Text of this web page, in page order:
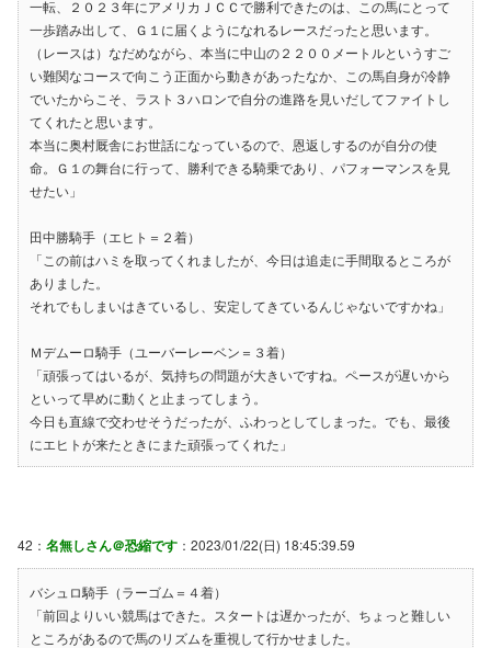
一転、２０２３年にアメリカＪＣＣで勝利できたのは、この馬にとって
一歩踏み出して、Ｇ１に届くようになれるレースだったと思います。
（レースは）なだめながら、本当に中山の２２００メートルというすご
い難関なコースで向こう正面から動きがあったなか、この馬自身が冷静
でいたからこそ、ラスト３ハロンで自分の進路を見いだしてファイトし
てくれたと思います。
本当に奥村厩舎にお世話になっているので、恩返しするのが自分の使
命。Ｇ１の舞台に行って、勝利できる騎乗であり、パフォーマンスを見
せたい」
田中勝騎手（エヒト＝２着）
「この前はハミを取ってくれましたが、今日は追走に手間取るところが
ありました。
それでもしまいはきているし、安定してきているんじゃないですかね」
Ｍデムーロ騎手（ユーバーレーベン＝３着）
「頑張ってはいるが、気持ちの問題が大きいですね。ペースが遅いから
といって早めに動くと止まってしまう。
今日も直線で交わせそうだったが、ふわっとしてしまった。でも、最後
にエヒトが来たときにまた頑張ってくれた」
42： 名無しさん＠恐縮です ：2023/01/22(日) 18:45:39.59
バシュロ騎手（ラーゴム＝４着）
「前回よりいい競馬はできた。スタートは遅かったが、ちょっと難しい
ところがあるので馬のリズムを重視して行かせました。